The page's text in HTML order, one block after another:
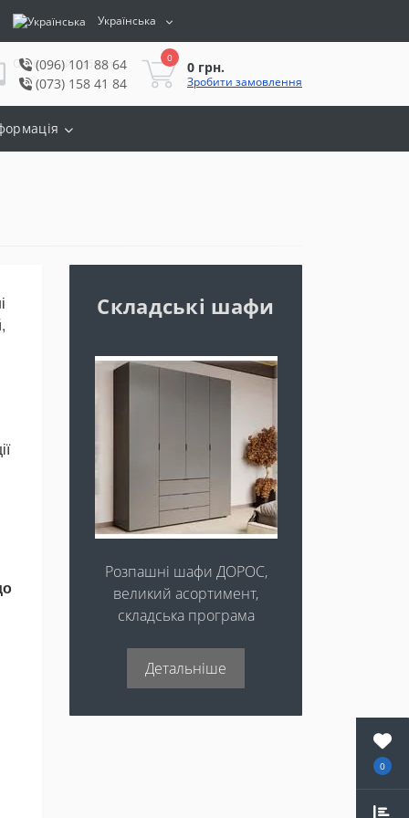
0
Українська
Особистий кабінет
(096) 101 88 64
(073) 158 41 84
0
0 грн.
Зробити замовлення
Складські шафи
Розпашні шафи ДОРОС,
великий асортимент,
складська програма
Детальніше